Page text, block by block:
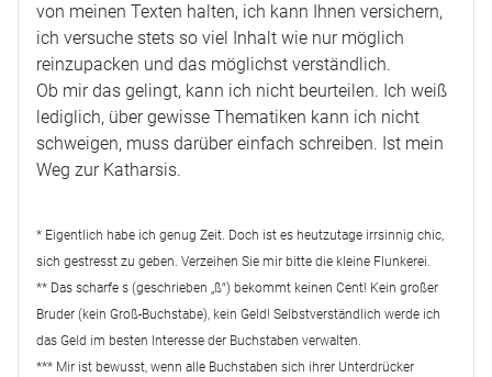
von meinen Texten halten, ich kann Ihnen versichern,
ich versuche stets so viel Inhalt wie nur möglich
reinzupacken und das möglichst verständlich.
Ob mir das gelingt, kann ich nicht beurteilen. Ich weiß
lediglich, über gewisse Thematiken kann ich nicht
schweigen, muss darüber einfach schreiben. Ist mein
Weg zur Katharsis.
* Eigentlich habe ich genug Zeit. Doch ist es heutzutage irrsinnig chic,
sich gestresst zu geben. Verzeihen Sie mir bitte die kleine Flunkerei.
** Das scharfe s (geschrieben „ß“) bekommt keinen Cent! Kein großer
Bruder (kein Groß-Buchstabe), kein Geld! Selbstverständlich werde ich
das Geld im besten Interesse der Buchstaben verwalten.
*** Mir ist bewusst, wenn alle Buchstaben sich ihrer Unterdrücker